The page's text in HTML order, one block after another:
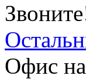
Офис